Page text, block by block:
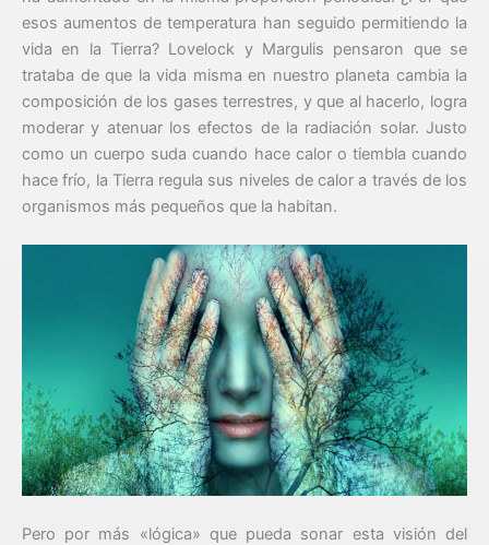
esos aumentos de temperatura han seguido permitiendo la
vida en la Tierra? Lovelock y Margulis pensaron que se
trataba de que la vida misma en nuestro planeta cambia la
composición de los gases terrestres, y que al hacerlo, logra
moderar y atenuar los efectos de la radiación solar. Justo
como un cuerpo suda cuando hace calor o tiembla cuando
hace frío, la Tierra regula sus niveles de calor a través de los
organismos más pequeños que la habitan.
Pero por más «lógica» que pueda sonar esta visión del